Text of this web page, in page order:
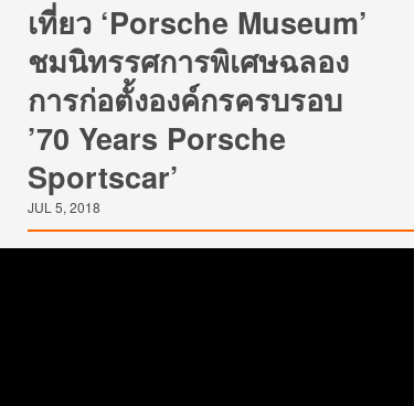
เที่ยว ‘Porsche Museum’
ชมนิทรรศการพิเศษฉลอง
การก่อตั้งองค์กรครบรอบ
’70 Years Porsche
Sportscar’
JUL 5, 2018